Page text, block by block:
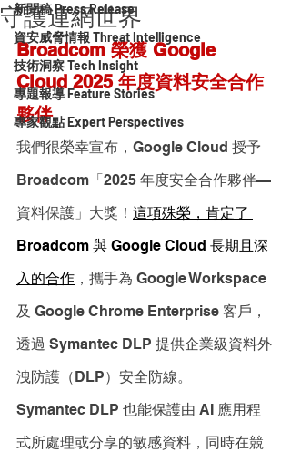
新聞稿 Press Release
資安威脅情報 Threat Intelligence
技術洞察 Tech Insight
專題報導 Feature Stories
專家觀點 Expert Perspectives
守護連網世界
Broadcom 榮獲 Google
Cloud 2025 年度資料安全合作
夥伴
我們很榮幸宣布，Google Cloud 授予
Broadcom「2025 年度安全合作夥伴—
資料保護」大獎！ 這項殊榮，肯定了
Broadcom 與 Google Cloud 長期且深
入的合作 ，攜手為 Google Workspace
及 Google Chrome Enterprise 客戶，
透過 Symantec DLP 提供企業級資料外
洩防護（DLP）安全防線。
Symantec DLP 也能保護由 AI 應用程
式所處理或分享的敏感資料，同時在競